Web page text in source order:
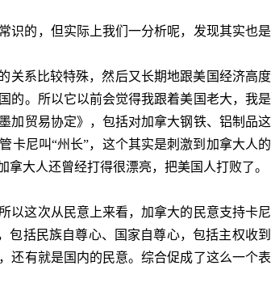
识的，但实际上我们一分析呢，发现其实也是
关系比较特殊，然后又长期地跟美国经济高度
的。所以它以前会觉得我跟着美国老大，我是
加贸易协定》，包括对加拿大钢铁、铝制品这
卡尼叫“州长”，这个其实是刺激到加拿大人的
大人还曾经打得很漂亮，把美国人打败了。
以这次从民意上来看，加拿大的民意支持卡尼
包括民族自尊心、国家自尊心，包括主权收到
还有就是国内的民意。综合促成了这么一个表